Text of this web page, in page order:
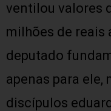
ventilou valores
milhões de reais
deputado
apenas para ele,
discípulos